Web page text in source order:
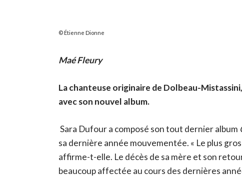
Étienne Dionne
Maé Fleury
La chanteuse originaire de Dolbeau-
avec son nouvel album.
Sara Dufour a composé son tout dernier album
sa dernière année mouvementée. « Le plus
affirme-t-elle. Le décès de sa mère et son
beaucoup affectée au cours des dernières